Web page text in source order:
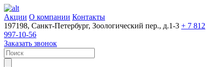
Акции О компании Контакты
197198, Санкт-Петербург, Зоологический пер., д.1-3 + 7 812
997-10-56
Заказать звонок